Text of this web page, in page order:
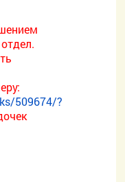
509674/?